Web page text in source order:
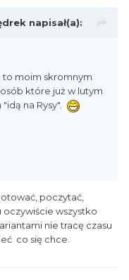
napisał(a):
to moim skromnym
które już w lutym
na Rysy".
poczytać,
wszystko
nie tracę czasu
co się chce.